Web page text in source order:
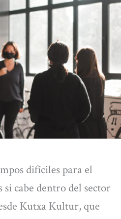
difíciles para el
cabe dentro del sector
Kutxa Kultur, que